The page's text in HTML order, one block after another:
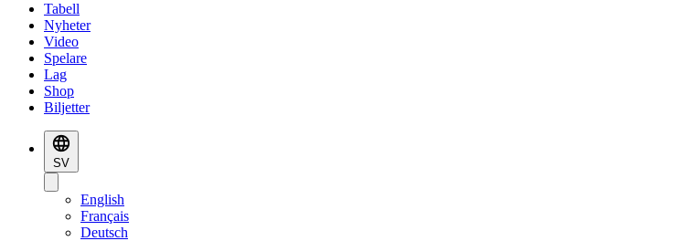
Tabell
Nyheter
Video
Spelare
Lag
Shop
Biljetter
SV
English
Français
Deutsch